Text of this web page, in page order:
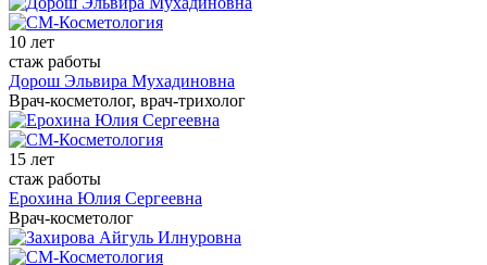
10 лет
стаж работы
Дорош Эльвира Мухадиновна
Врач-косметолог, врач-трихолог
15 лет
стаж работы
Ерохина Юлия Сергеевна
Врач-косметолог